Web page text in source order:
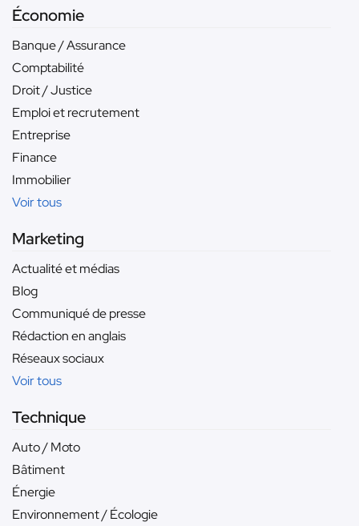
Économie
Banque / Assurance
Comptabilité
Droit / Justice
Emploi et recrutement
Entreprise
Finance
Immobilier
Voir tous
Marketing
Actualité et médias
Blog
Communiqué de presse
Rédaction en anglais
Réseaux sociaux
Voir tous
Technique
Auto / Moto
Bâtiment
Énergie
Environnement / Écologie